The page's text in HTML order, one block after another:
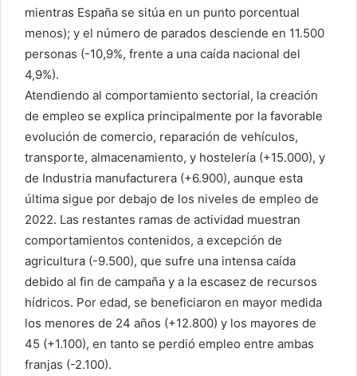
mientras España se sitúa en un punto porcentual
menos); y el número de parados desciende en 11.500
personas (-10,9%, frente a una caída nacional del
4,9%).
Atendiendo al comportamiento sectorial, la creación
de empleo se explica principalmente por la favorable
evolución de comercio, reparación de vehículos,
transporte, almacenamiento, y hostelería (+15.000), y
de Industria manufacturera (+6.900), aunque esta
última sigue por debajo de los niveles de empleo de
2022. Las restantes ramas de actividad muestran
comportamientos contenidos, a excepción de
agricultura (-9.500), que sufre una intensa caída
debido al fin de campaña y a la escasez de recursos
hídricos. Por edad, se beneficiaron en mayor medida
los menores de 24 años (+12.800) y los mayores de
45 (+1.100), en tanto se perdió empleo entre ambas
franjas (-2.100).